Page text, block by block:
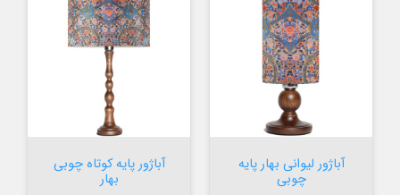
آباژور لیوانی بهار پایه
چوبی
آباژور پایه کوتاه چوبی
بهار